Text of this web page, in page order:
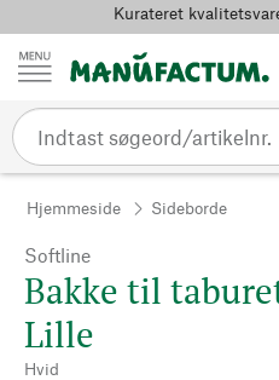
Spring til indholdKurateret
Hjemmeside Sideborde
Softline
Bakke til
Lille
Hvid